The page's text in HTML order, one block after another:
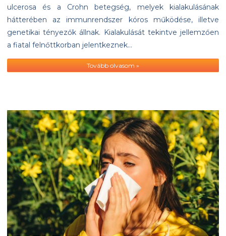
ulcerosa és a Crohn betegség, melyek kialakulásának
hátterében az immunrendszer kóros működése, illetve
genetikai tényezők állnak. Kialakulását tekintve jellemzően
a fiatal felnőttkorban jelentkeznek…
Tovább olvasom »